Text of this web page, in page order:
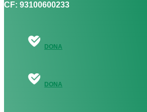
CF: 93100600233
DONA
DONA